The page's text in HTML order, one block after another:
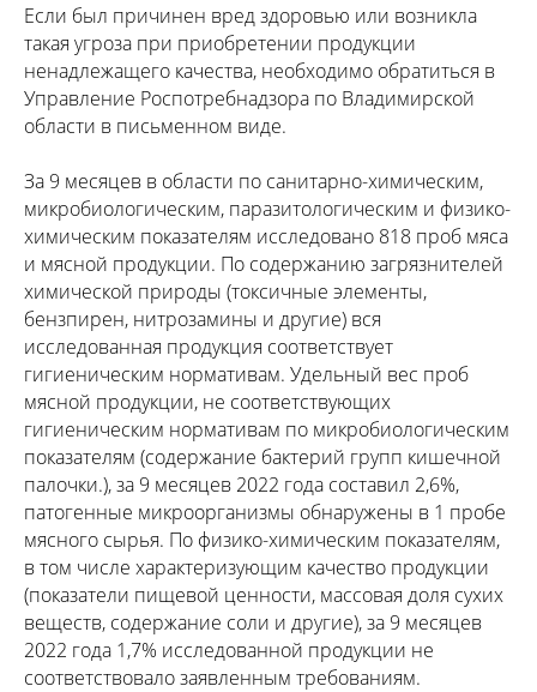
Если был причинен вред здоровью или возникла
такая угроза при приобретении продукции
ненадлежащего качества, необходимо обратиться в
Управление Роспотребнадзора по Владимирской
области в письменном виде.
За 9 месяцев в области по санитарно-химическим,
микробиологическим, паразитологическим и физико-
химическим показателям исследовано 818 проб мяса
и мясной продукции. По содержанию загрязнителей
химической природы (токсичные элементы,
бензпирен, нитрозамины и другие) вся
исследованная продукция соответствует
гигиеническим нормативам. Удельный вес проб
мясной продукции, не соответствующих
гигиеническим нормативам по микробиологическим
показателям (содержание бактерий групп кишечной
палочки.), за 9 месяцев 2022 года составил 2,6%,
патогенные микроорганизмы обнаружены в 1 пробе
мясного сырья. По физико-химическим показателям,
в том числе характеризующим качество продукции
(показатели пищевой ценности, массовая доля сухих
веществ, содержание соли и другие), за 9 месяцев
2022 года 1,7% исследованной продукции не
соответствовало заявленным требованиям.